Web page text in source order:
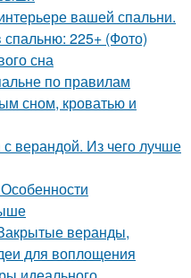
вашей спальни.
225+ (Фото)
сна
по правилам
сном, кроватью и
верандой. Из чего лучше
веранды,
для воплощения